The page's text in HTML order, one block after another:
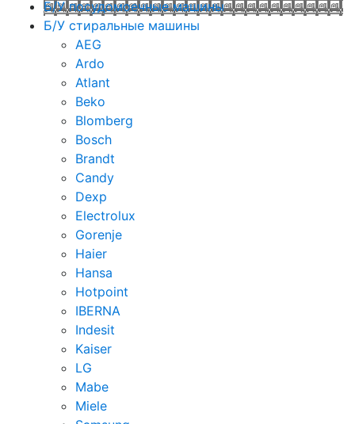
Б/У посудомоечные машины
Б/У стиральные машины
AEG
Ardo
Atlant
Beko
Blomberg
Bosch
Brandt
Candy
Dexp
Electrolux
Gorenje
Haier
Hansa
Hotpoint
IBERNA
Indesit
Kaiser
LG
Mabe
Miele